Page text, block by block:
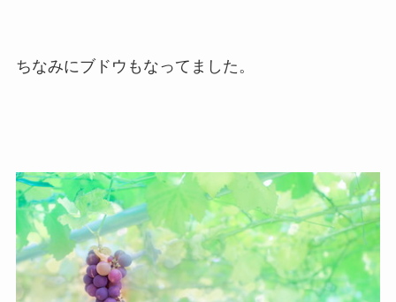
ちなみにブドウもなってました。